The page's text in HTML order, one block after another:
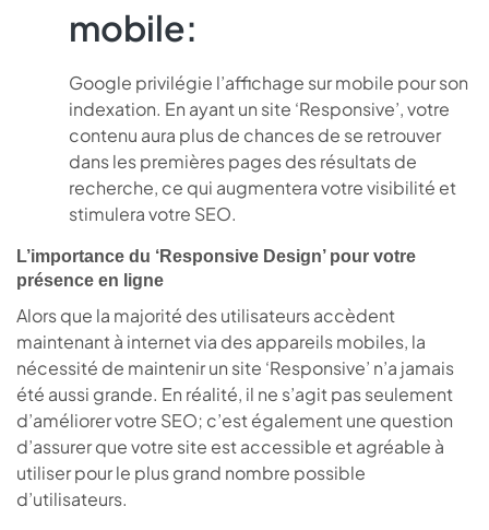
mobile:
Google privilégie l’affichage sur mobile pour son
indexation. En ayant un site ‘Responsive’, votre
contenu aura plus de chances de se retrouver
dans les premières pages des résultats de
recherche, ce qui augmentera votre visibilité et
stimulera votre SEO.
L’importance du ‘Responsive Design’ pour votre
présence en ligne
Alors que la majorité des utilisateurs accèdent
maintenant à internet via des appareils mobiles, la
nécessité de maintenir un site ‘Responsive’ n’a jamais
été aussi grande. En réalité, il ne s’agit pas seulement
d’améliorer votre SEO; c’est également une question
d’assurer que votre site est accessible et agréable à
utiliser pour le plus grand nombre possible
d’utilisateurs.